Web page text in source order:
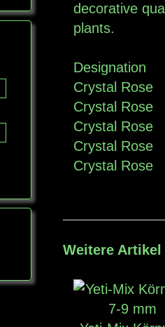
decorative
Crystal
Crystal
Crystal
Crystal
Crystal
Weitere